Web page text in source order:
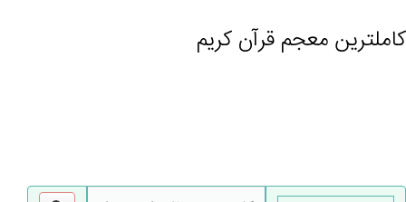
کاملترین معجم قرآن کریم